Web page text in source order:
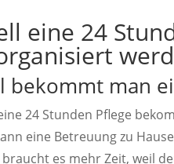
eine 24
bekommt man
24 Stunden Pflege
eine Betreuung zu
es mehr Zeit, weil